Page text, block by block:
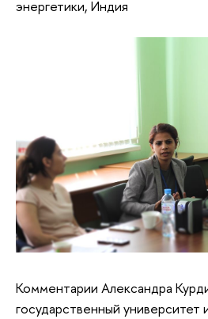
энергетики, Индия
Комментарии Александра
государственный